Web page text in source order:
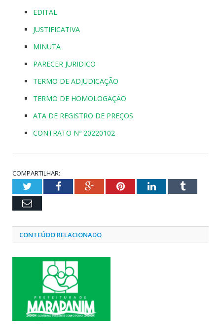
EDITAL
JUSTIFICATIVA
MINUTA
PARECER JURIDICO
TERMO DE ADJUDICAÇÃO
TERMO DE HOMOLOGAÇÃO
ATA DE REGISTRO DE PREÇOS
CONTRATO Nº 20220102
COMPARTILHAR:
TwitterFacebookGoogle+PinterestLinkedInTumblr
Email
CONTEÚDO RELACIONADO